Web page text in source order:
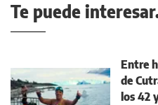
Te puede
Entre
de
los 42